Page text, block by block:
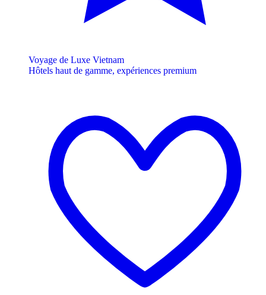
Voyage de Luxe Vietnam
Hôtels haut de gamme, expériences premium